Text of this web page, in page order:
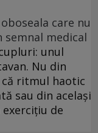
care nu
medical
unul
Nu din
ritmul haotic
sau din același
de